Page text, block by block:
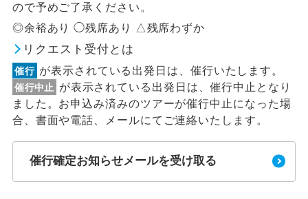
ので予めご了承ください。
◎余裕あり ◯残席あり △残席わずか
リクエスト受付とは
催行 が表示されている出発日は、催行いたします。
催行中止
が表示されている出発日は、催行中止となり
ました。お申込み済みのツアーが催行中止になった場
合、書面や電話、メールにてご連絡いたします。
催行確定お知らせメールを受け取る